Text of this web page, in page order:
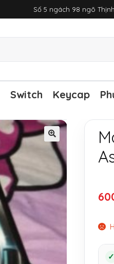
Số 5 ngách 98 ngõ
Switch Keycap
✓